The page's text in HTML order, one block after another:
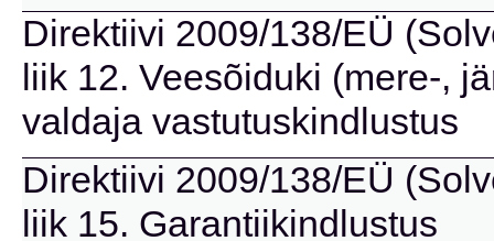
Direktiivi 2009/138/EÜ
liik 12. Veesõiduki (mere-,
valdaja vastutuskindlustus
Direktiivi 2009/138/EÜ
liik 15. Garantiikindlustus